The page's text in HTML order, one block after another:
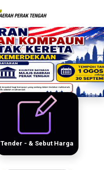
Tender - & Sebut Harga